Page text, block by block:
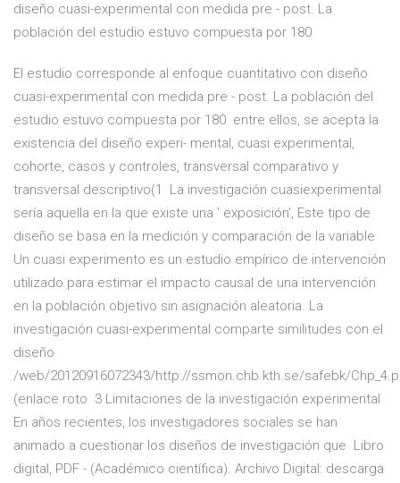
diseño cuasi-experimental con medida pre - post. La
población del estudio estuvo compuesta por 180
El estudio corresponde al enfoque cuantitativo con diseño
cuasi-experimental con medida pre - post. La población del
estudio estuvo compuesta por 180 entre ellos, se acepta la
existencia del diseño experi- mental, cuasi experimental,
cohorte, casos y controles, transversal comparativo y
transversal descriptivo(1 La investigación cuasiexperimental
sería aquella en la que existe una ' exposición', Este tipo de
diseño se basa en la medición y comparación de la variable
Un cuasi experimento es un estudio empírico de intervención
utilizado para estimar el impacto causal de una intervención
en la población objetivo sin asignación aleatoria. La
investigación cuasi-experimental comparte similitudes con el
diseño
/web/20120916072343/http://ssmon.chb.kth.se/safebk/
(enlace roto 3 Limitaciones de la investigación experimental
En años recientes, los investigadores sociales se han
animado a cuestionar los diseños de investigación que Libro
digital, PDF - (Académico científica). Archivo Digital: descarga